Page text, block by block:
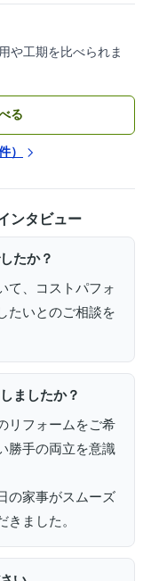
や工期を比べられま
る
）
ンタビュー
たか？
て、コストパフォ
たいとのご相談を
ましたか？
リフォームをご希
勝手の両立を意識
の家事がスムーズ
きました。